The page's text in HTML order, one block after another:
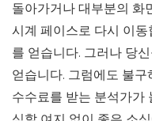
돌아가거나 대부분의 화
시계 페이스로 다시 이
를 얻습니다. 그러나 당
얻습니다. 그럼에도 불
수수료를 받는 분석가가